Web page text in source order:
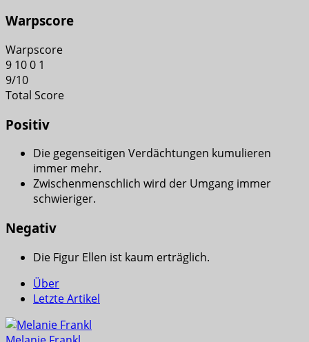
Warpscore
Warpscore
9 100 1
9/10
Total Score
Positiv
Die gegenseitigen Verdächtungen kumulieren
immer mehr.
Zwischenmenschlich wird der Umgang immer
schwieriger.
Negativ
Die Figur Ellen ist kaum erträglich.
Über
Letzte Artikel